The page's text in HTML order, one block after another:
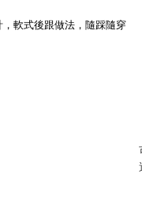
軟式後跟做法，隨踩隨穿